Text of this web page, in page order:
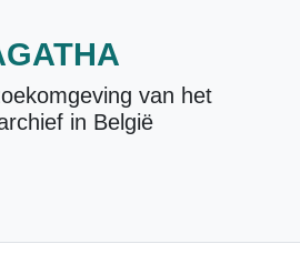
van het
in België